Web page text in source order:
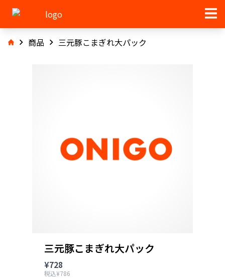
商品 三元豚こまぎれ大パック
三元豚こまぎれ大パック
¥728
税込¥786